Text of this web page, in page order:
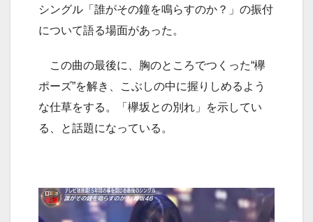
シングル「誰がその鐘を鳴らすのか？」の振付
について語る場面があった。
この曲の最後に、胸のところでつくった“欅
ポーズ”を解き、こぶしの中に握りしめるよう
な仕草をする。「欅坂との別れ」を示してい
る、と話題になっている。